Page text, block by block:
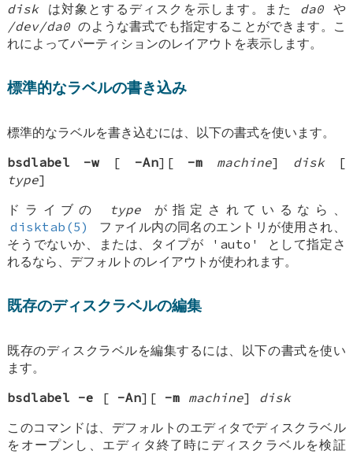
diskは対象とするディスクを示します。また da0 や
/dev/da0 のような書式でも指定することができます。こ
れによってパーティションのレイアウトを表示します。
標準的なラベルの書き込み
標準的なラベルを書き込むには、以下の書式を使います。
bsdlabel
-w [ -An][ -m machine] disk[
type]
ドライブの
type が指定されているなら、
disktab(5)
ファイル内の同名のエントリが使用され、
そうでないか、または、タイプが 'auto' として指定さ
れるなら、デフォルトのレイアウトが使われます。
既存のディスクラベルの編集
既存のディスクラベルを編集するには、以下の書式を使い
ます。
bsdlabel -e [ -An][ -m machine] disk
このコマンドは、デフォルトのエディタでディスクラベル
をオープンし、エディタ終了時にディスクラベルを検証